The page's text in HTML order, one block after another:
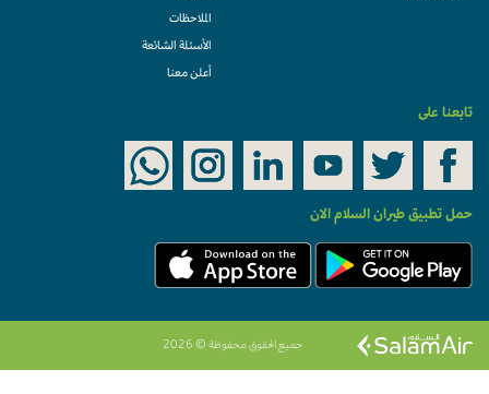
الملاحظات
الأسئلة الشائعة
أعلن معنا
تابعنا على
حمل تطبيق طيران السلام الان
جميع الحقوق محفوظة © 2026